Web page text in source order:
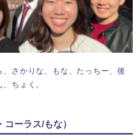
、さかりな、もな、たっちー、後
ちょく。
ーラス/もな）